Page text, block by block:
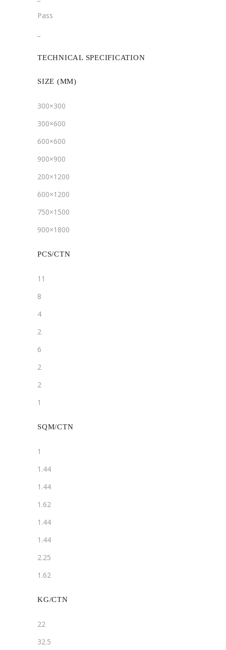
Pass
TECHNICAL SPECIFICATION
SIZE (MM)
300×300
300×600
600×600
900×900
200×1200
600×1200
750×1500
900×1800
PCS/CTN
11
8
4
2
6
2
2
1
SQM/CTN
1
1.44
1.44
1.62
1.44
1.44
2.25
1.62
KG/CTN
22
32.5